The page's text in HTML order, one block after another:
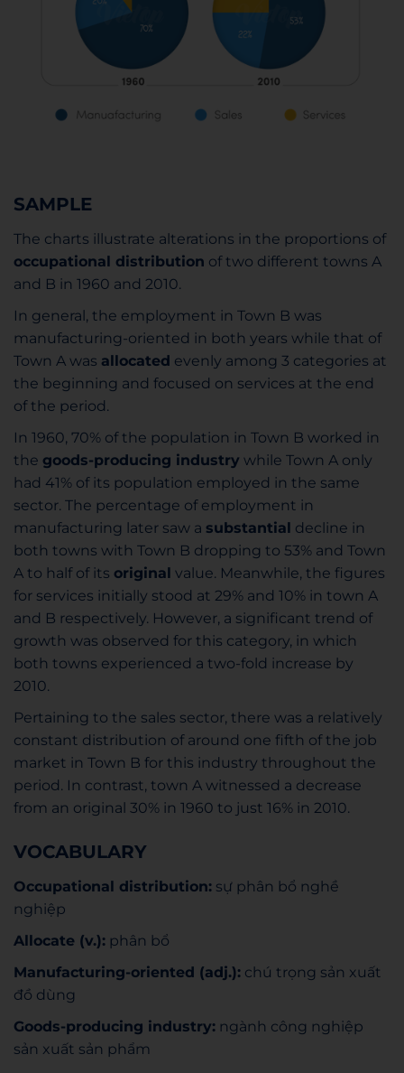
SAMPLE
The charts illustrate alterations in the proportions of
occupational distribution of two different towns A
and B in 1960 and 2010.
In general, the employment in Town B was
manufacturing-oriented in both years while that of
Town A was allocated evenly among 3 categories at
the beginning and focused on services at the end
of the period.
In 1960, 70% of the population in Town B worked in
the goods-producing industry while Town A only
had 41% of its population employed in the same
sector. The percentage of employment in
manufacturing later saw a substantial decline in
both towns with Town B dropping to 53% and Town
A to half of its original value. Meanwhile, the figures
for services initially stood at 29% and 10% in town A
and B respectively. However, a significant trend of
growth was observed for this category, in which
both towns experienced a two-fold increase by
2010.
Pertaining to the sales sector, there was a relatively
constant distribution of around one fifth of the job
market in Town B for this industry throughout the
period. In contrast, town A witnessed a decrease
from an original 30% in 1960 to just 16% in 2010.
VOCABULARY
Occupational distribution: sự phân bổ nghề
nghiệp
Allocate (v.): phân bổ
Manufacturing-oriented (adj.): chú trọng sản xuất
đồ dùng
Goods-producing industry: ngành công nghiệp
sản xuất sản phẩm